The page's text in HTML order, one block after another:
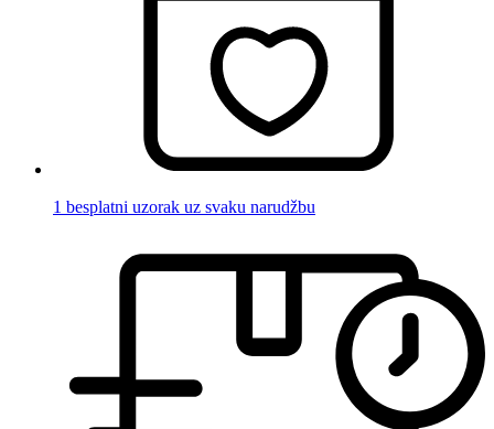
1 besplatni uzorak uz svaku narudžbu